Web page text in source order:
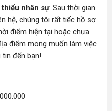
nhân sự. Sau thời gian
hệ, chúng tôi rất tiếc hồ sơ
điểm hiện tại hoặc chưa
điểm mong muốn làm việc
tin đến bạn!.